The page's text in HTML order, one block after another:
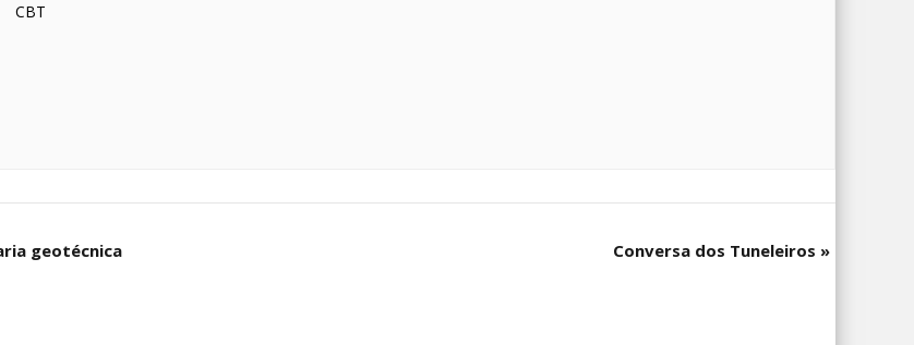
CBT
geotécnica Conversa dos Tuneleiros »